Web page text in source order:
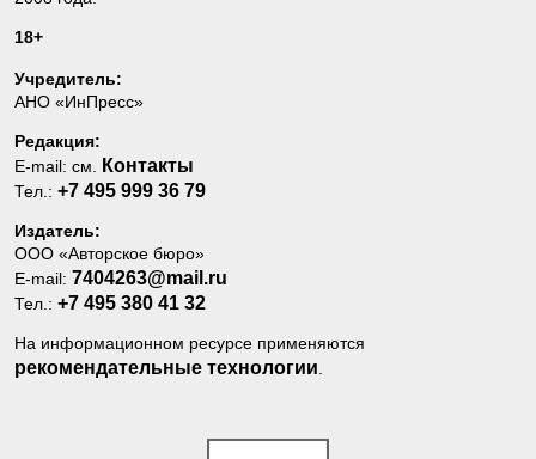
18+
Учредитель:
АНО «ИнПресс»
Редакция:
E-mail: см.
Контакты
Тел.: +7 495 999 36 79
Издатель:
ООО «Авторское бюро»
E-mail: 7404263@mail.ru
Тел.: +7 495 380 41 32
На информационном ресурсе применяются
рекомендательные технологии